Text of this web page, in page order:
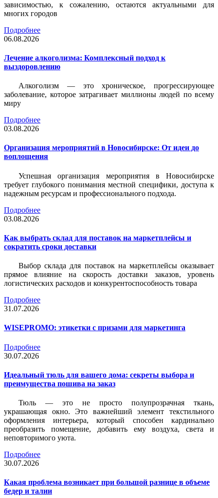
зависимостью, к сожалению, остаются актуальными для
многих городов
Подробнее
06.08.2026
Лечение алкоголизма: Комплексный подход к
выздоровлению
Алкоголизм — это хроническое, прогрессирующее
заболевание, которое затрагивает миллионы людей по всему
миру
Подробнее
03.08.2026
Организация мероприятий в Новосибирске: От идеи до
воплощения
Успешная организация мероприятия в Новосибирске
требует глубокого понимания местной специфики, доступа к
надежным ресурсам и профессионального подхода.
Подробнее
03.08.2026
Как выбрать склад для поставок на маркетплейсы и
сократить сроки доставки
Выбор склада для поставок на маркетплейсы оказывает
прямое влияние на скорость доставки заказов, уровень
логистических расходов и конкурентоспособность товара
Подробнее
31.07.2026
WISEPROMO: этикетки с призами для маркетинга
Подробнее
30.07.2026
Идеальный тюль для вашего дома: секреты выбора и
преимущества пошива на заказ
Тюль — это не просто полупрозрачная ткань,
украшающая окно. Это важнейший элемент текстильного
оформления интерьера, который способен кардинально
преобразить помещение, добавить ему воздуха, света и
неповторимого уюта.
Подробнее
30.07.2026
Какая проблема возникает при большой разнице в объеме
бедер и талии